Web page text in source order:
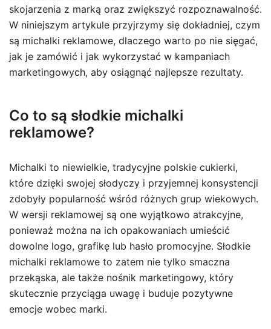
skojarzenia z marką oraz zwiększyć rozpoznawalność.
W niniejszym artykule przyjrzymy się dokładniej, czym
są michalki reklamowe, dlaczego warto po nie sięgać,
jak je zamówić i jak wykorzystać w kampaniach
marketingowych, aby osiągnąć najlepsze rezultaty.
Co to są słodkie michalki
reklamowe?
Michalki to niewielkie, tradycyjne polskie cukierki,
które dzięki swojej słodyczy i przyjemnej konsystencji
zdobyły popularność wśród różnych grup wiekowych.
W wersji reklamowej są one wyjątkowo atrakcyjne,
ponieważ można na ich opakowaniach umieścić
dowolne logo, grafikę lub hasło promocyjne. Słodkie
michalki reklamowe to zatem nie tylko smaczna
przekąska, ale także nośnik marketingowy, który
skutecznie przyciąga uwagę i buduje pozytywne
emocje wobec marki.